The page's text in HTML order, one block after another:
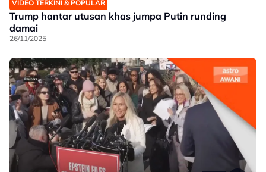
VIDEO TERKINI & POPULAR
Trump hantar utusan khas jumpa Putin runding
damai
26/11/2025